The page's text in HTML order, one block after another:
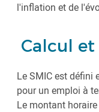
l'inflation et de
Calcul
Le SMIC est défini
pour un emploi à
Le montant